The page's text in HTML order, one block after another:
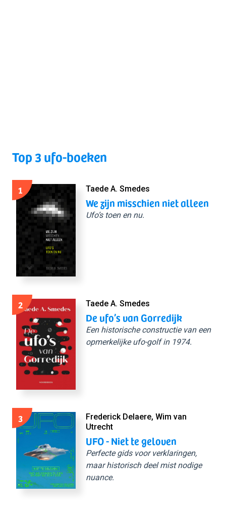
Top 3 ufo-boeken
1 Taede A. Smedes
We zijn misschien niet alleen
Ufo’s toen en nu.
2 Taede A. Smedes
De ufo’s van Gorredijk
Een historische constructie van een
opmerkelijke ufo-golf in 1974.
3
Frederick Delaere, Wim van
Utrecht
UFO - Niet te geloven
Perfecte gids voor verklaringen,
maar historisch deel mist nodige
nuance.